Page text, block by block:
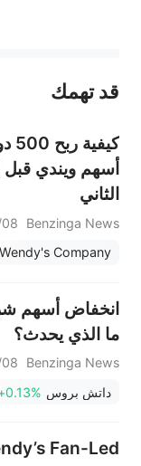
عند الضرورة، يرجى استشارة مستشار استثمار
قد تهمك
أسهم ويندي قبل
الثاني
Benzinga News
Wendy's Company
انخفاض أسهم
ما الذي يحدث؟
Benzinga News
داتش بروس
Fan-Led